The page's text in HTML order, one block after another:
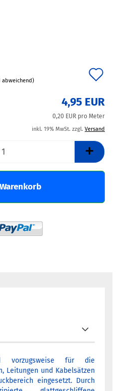
abweichend)
4,95 EUR
0,20 EUR pro Meter
inkl. 19% MwSt. zzgl. Versand
vorzugsweise für die
Leitungen und Kabelsätzen
eingesetzt. Durch